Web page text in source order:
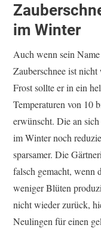
im Winter
Auch wenn sein
Zauberschnee ist
Frost sollte er in ein
Temperaturen von 10
erwünscht. Die an
im Winter noch
sparsamer. Die
falsch gemacht, wenn
weniger Blüten
nicht wieder zurück,
Neulingen für einen